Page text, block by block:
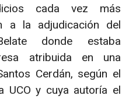
cada vez más
a la adjudicación del
donde estaba
atribuida en una
Cerdán, según el
UCO y cuya autoría el